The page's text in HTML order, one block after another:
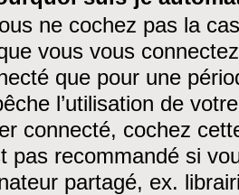
ne cochez pas la
vous vous
que pour une
l’utilisation de
connecté, cochez
pas recommandé si
partagé, ex.